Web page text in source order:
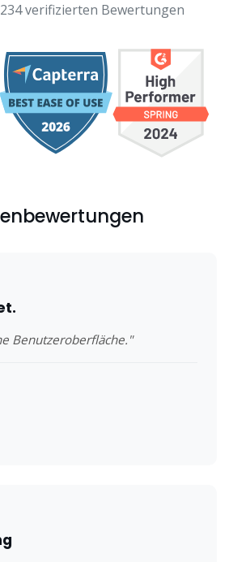
verifizierten Bewertungen
Benutzeroberfläche."